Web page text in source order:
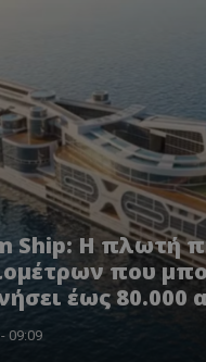
Ship: Η πλωτή
που
έως
09:09